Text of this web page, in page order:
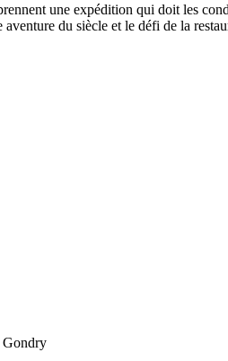
une expédition qui doit les
du siècle et le défi de la